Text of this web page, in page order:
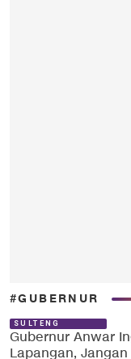
#GUBERNUR
SULTENG
Gubernur Anwar
Lapangan,